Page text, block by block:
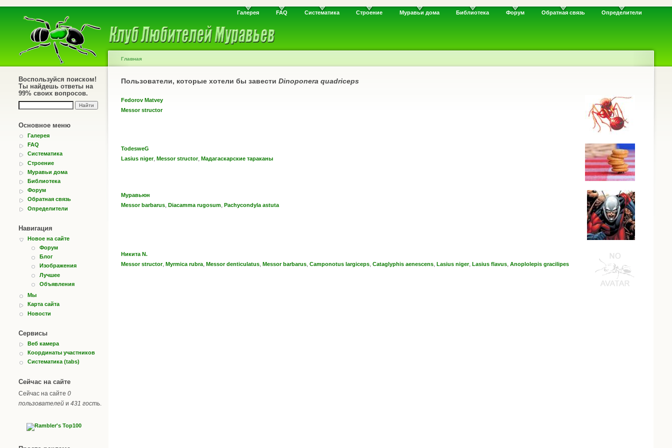
Галерея FAQ Систематика Строение Муравьи дома Библиотека Форум Обратная связь Определители
Воспользуйся поиском!
Ты найдешь ответы на
99% своих вопросов.
Основное меню
Галерея
FAQ
Систематика
Строение
Муравьи дома
Библиотека
Форум
Обратная связь
Определители
Навигация
Новое на сайте
Форум
Блог
Изображения
Лучшее
Объявления
Мы
Карта сайта
Новости
Сервисы
Веб камера
Координаты участников
Систематика (tabs)
Сейчас на сайте
Сейчас на сайте 0
пользователей и 431 гость
Главная
Пользователи, которые хотели бы завести Dinoponera quadriceps
Fedorov Matvey
Messor structor
TodesweG
Lasius niger, Messor structor, Мадагаскарские тараканы
Муравьюн
Messor barbarus, Diacamma rugosum, Pachycondyla astuta
Никита N.
Messor structor, Myrmica rubra, Messor denticulatus, Messor barbarus, Camponotus largiceps, Cataglyphis aenescens, Lasius niger, Lasius flavus, Anoplolepis gracilipes